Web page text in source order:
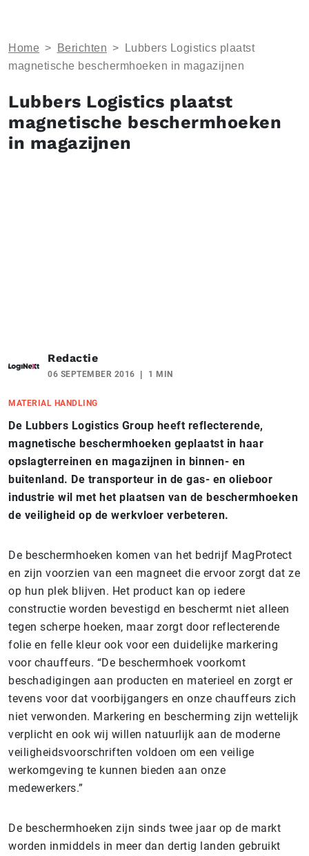
Home > Berichten >
Lubbers Logistics plaatst
magnetische beschermhoeken in magazijnen
Lubbers Logistics plaatst
magnetische beschermhoeken
in magazijnen
Redactie
06 SEPTEMBER 2016 1 MIN
MATERIAL HANDLING
De Lubbers Logistics Group heeft reflecterende,
magnetische beschermhoeken geplaatst in haar
opslagterreinen en magazijnen in binnen- en
buitenland. De transporteur in de gas- en olieboor
industrie wil met het plaatsen van de beschermhoeken
de veiligheid op de werkvloer verbeteren.
De beschermhoeken komen van het bedrijf MagProtect
en zijn voorzien van een magneet die ervoor zorgt dat ze
op hun plek blijven. Het product kan op iedere
constructie worden bevestigd en beschermt niet alleen
tegen scherpe hoeken, maar zorgt door reflecterende
folie en felle kleur ook voor een duidelijke markering
voor chauffeurs. “De beschermhoek voorkomt
beschadigingen aan producten en materieel en zorgt er
tevens voor dat voorbijgangers en onze chauffeurs zich
niet verwonden. Markering en bescherming zijn wettelijk
verplicht en ook wij willen natuurlijk aan de moderne
veiligheidsvoorschriften voldoen om een veilige
werkomgeving te kunnen bieden aan onze
medewerkers.”
De beschermhoeken zijn sinds twee jaar op de markt
worden inmiddels in meer dan dertig landen gebruikt